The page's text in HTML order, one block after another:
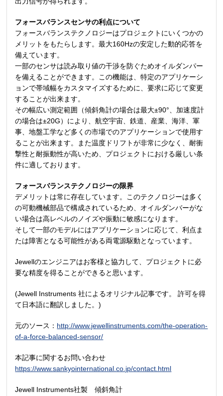
フォースバランスセンサの利点について
フォースバランステクノロジーはプロジェクトにいくつかの
メリットをもたらします。最大160Hzの安定した動的応答を
備えています。
一部のセンサは読み取り値の干渉を防ぐためオイルダンパー
を備えることができます。この機能は、特定のアプリケーシ
ョンで帯域幅をカスタマイズするために、要求に応じて変更
することが出来ます。
その幅広い測定範囲（傾斜角計の場合は最大±90°、加速度計
の場合は±20G）により、航空宇宙、鉄道、産業、海洋、軍
事、地盤工学など多くの市場でのアプリケーションで使用す
ることが出来ます。また温度ドリフトが非常に少なく、耐衝
撃性と耐振動性が高いため、プロジェクトにおける厳しい条
件に適しております。
フォースバランステクノロジーの限界
デメリットは常に存在しています。このテクノロジーは多く
の可動機械部品で構成されているため、オイルダンバーがな
い場合は高レベルのノイズや振動に敏感になります。
そして一部のモデルにはアプリケーションに応じて、利点ま
たは障害となる可能性がある両電源駆動となっています。
Jewellのエンジニアはお客様と協力して、プロジェクトに必
要な精度を得ることができると思います。
(Jewell Instruments 社によるオリジナル記事です。 許可を得
て日本語に翻訳しました。)
元のソース： http://www.jewellinstruments.com/the-operation-
of-a-force-balanced-sensor/
本記事に関するお問い合わせ
https://www.sankyointernational.co.jp/contact.html
Jewell Instruments社製 傾斜角計